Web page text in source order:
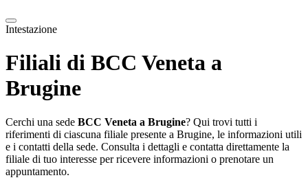
Intestazione
Filiali di BCC Veneta a
Brugine
Cerchi una sede BCC Veneta a Brugine? Qui trovi tutti i
riferimenti di ciascuna filiale presente a Brugine, le informazioni utili
e i contatti della sede. Consulta i dettagli e contatta direttamente la
filiale di tuo interesse per ricevere informazioni o prenotare un
appuntamento.